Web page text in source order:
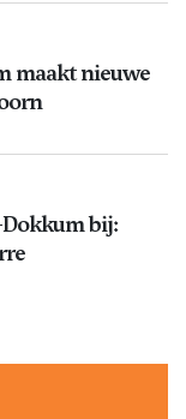
maakt nieuwe
bij: